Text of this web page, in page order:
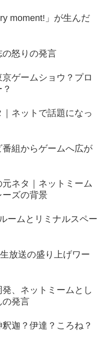
moment!」が生んだ
怒りの発言
ゲームショウ？プロ
ネットで話題になっ
組からゲームへ広が
ネタ｜ネットミーム
ーズの背景
ームとリミナルスペー
放送の盛り上げワー
、ネットミームとし
の発言
迦？伊達？ころね？